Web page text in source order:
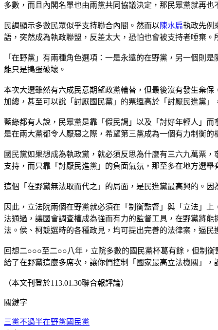
多數，而且內閣名單也由兩黨共同協議決定，那民眾黨就再
民調顯示多數民眾似乎支持聯合內閣。然而以 陳水扁執政先例
語，突然成為執政聯盟，反差太大，恐怕也會被支持者唾棄
「在野黨」有兩種角色選項：一是永遠的在野黨，另一個則
能只是搗蛋破壞。
本次大選雖然有六成民意期望政黨輪替，但最後沒有發生棄
加總，甚至可以說「討厭國民黨」的票還高於「討厭民進黨」
藍綠都有人說，民眾黨是靠「假民調」以及「討好年輕人」
是在兩大黨都令人厭惡之際，希望第三黨成為一個有力制衡
國民黨如果想成為執政黨，就必須反思為什麼有三六九萬票
支持，而只靠「討厭民進黨」的負面氣氛，那至多在地方選
這個「在野黨無法取而代之」的局面，是民進黨最高興的。
因此，立法院兩個在野黨就必須在「制衡監督」與「立法」
法通過，讓國會調查權成為強而有力的監督工具，在野黨將
法。侯、柯競選時的各種政見，均可提出完善的法律案，逼
回想二○○○至二○○八年，立院多數的國民黨杯葛有餘，但制
給了在野黨這麼多席次，讓你們控制「國家最高立法機關」，
（本文刊登於113.01.30聯合報評論）
關鍵字
三黨不過半在野黨 國民黨